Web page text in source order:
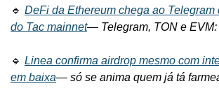
🔹 DeFi da Ethereum chega ao Telegram
do Tac mainnet— Telegram, TON e
🔹 Linea confirma airdrop mesmo com
em baixa— só se anima quem já tá